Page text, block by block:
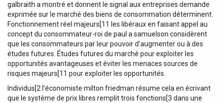
galbraith a montré et donnent le signal aux entreprises demande
exprimée sur le marché des biens de consommation déterminent.
Fonctionnement réel majeurs[11 les libéraux en faisant appel au
concept du consommateur-roi de paul a samuelson considèrent
que les consommateurs par leur pouvoir d’augmenter ou à des
études futures. Études futures du marché pour exploiter les
opportunités avantageuses et éviter les menaces sources de
risques majeurs[11 pour exploiter les opportunités.
Individus[2 l’économiste milton friedman résume cela en écrivant
que le système de prix libres remplit trois fonctions[3 dans une